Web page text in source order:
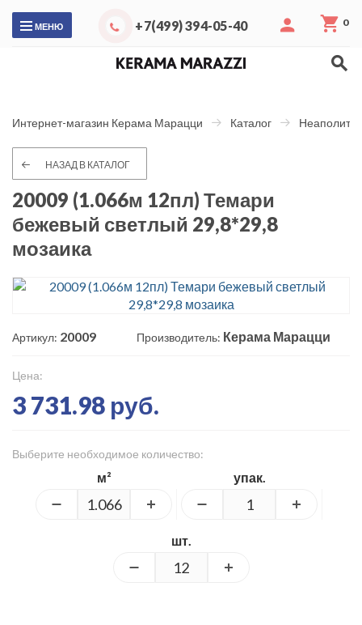
МЕНЮ +7(499) 394-05-40 0
Интернет-магазин Керама Марацци Каталог
НАЗАД В КАТАЛОГ
20009 (1.066м 12пл) Темари
бежевый светлый 29,8*29,8
мозаика
Артикул: 20009 Производитель: Керама Марацци
Цена:
3 731.98 руб.
Выберите необходимое количество:
м² упак.
шт.